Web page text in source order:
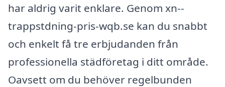
har aldrig varit enklare. Genom xn--
trappstdning-pris-wqb.se kan du snabbt
och enkelt få tre erbjudanden från
professionella städföretag i ditt område.
Oavsett om du behöver regelbunden